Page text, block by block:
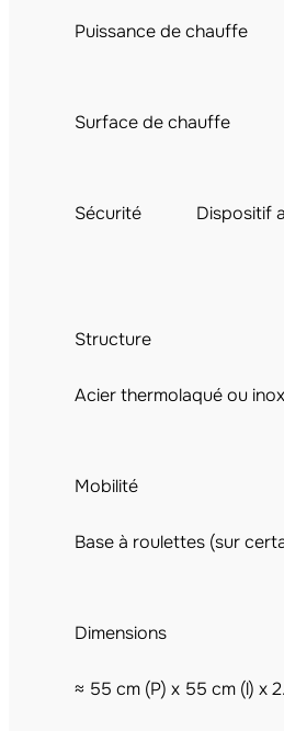
Puissance de chauffe
Surface de chauffe
Sécurité Dispositif
Structure
Acier thermolaqué ou
Mobilité
Base à roulettes (sur
Dimensions
≈ 55 cm (P) x 55 cm (l) x